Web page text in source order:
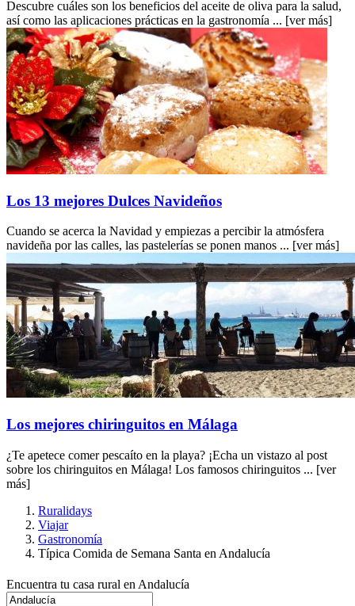
Descubre cuáles son los beneficios del aceite de oliva para la salud,
así como las aplicaciones prácticas en la gastronomía ... [ver más]
Los 13 mejores Dulces Navideños
Cuando se acerca la Navidad y empiezas a percibir la atmósfera
navideña por las calles, las pastelerías se ponen manos ... [ver más]
Los mejores chiringuitos en Málaga
¿Te apetece comer pescaíto en la playa? ¡Echa un vistazo al post
sobre los chiringuitos en Málaga! Los famosos chiringuitos ... [ver
más]
Ruralidays
Viajar
Gastronomía
Típica Comida de Semana Santa en Andalucía
Encuentra tu casa rural en Andalucía